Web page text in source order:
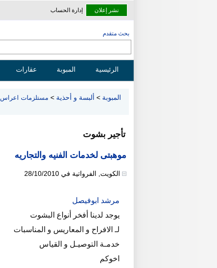
نشر إعلان إدارة الحساب
بحث متقدم
الرئيسية المبوبة عقارات
المبوبة > ألبسة و أحذية > مستلزمات اعراس
تأجير بشوت
موهبتى لخدمات الفنيه والتجاريه
الكويت الفرواتية في 28/10/2010
مرشد ابوفيصل
يوجد لدينا أفخر أنواع البشوت
لـ الافراح و المعاريس و المناسبات
خدمـة التوصيـل و القياس
اخوكم